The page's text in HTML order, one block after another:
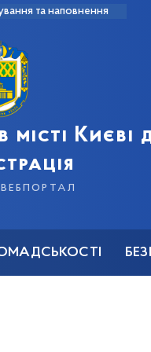
та наповнення
місті Києві